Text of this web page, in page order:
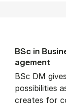
BSc in
age­ment
BSc DM
possibilities
creates for